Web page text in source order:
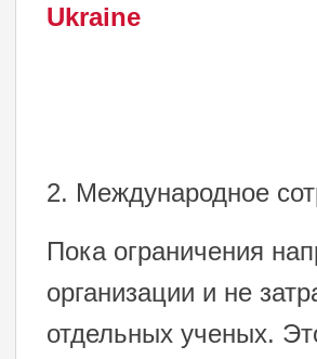
Ukraine
2. Международное
Пока ограничения
организации и не
отдельных ученых.